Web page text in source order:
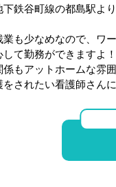
鉄谷町線の都島駅よ
も少なめなので、ワ
て勤務ができますよ！
もアットホームな雰囲
されたい看護師さん